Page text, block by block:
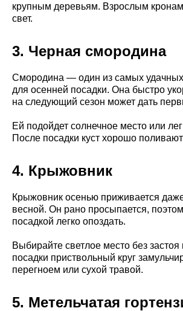
крупным деревьям. Взрослым
свет.
3. Черная смородина
Смородина — один из самых удачных
для осенней посадки. Она быстро
на следующий сезон может дать
Ей подойдет солнечное место или
После посадки куст хорошо
4. Крыжовник
Крыжовник осенью приживается
весной. Он рано просыпается,
посадкой легко опоздать.
Выбирайте светлое место без
посадки приствольный круг
перегноем или сухой травой.
5. Метельчатая